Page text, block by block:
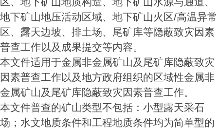
地下矿山地压活动区域、地下矿山火区/高温异常
区、露天边坡、排土场、尾矿库等隐蔽致灾因素
普查工作以及成果提交等内容。
本文件适用于金属非金属矿山及尾矿库隐蔽致灾
因素普查工作以及地方政府组织的区域性金属非
金属矿山及尾矿库隐蔽致灾因素普查工作。
本文件普查的矿山类型不包括：小型露天采石
场；水文地质条件和工程地质条件均为简单型的